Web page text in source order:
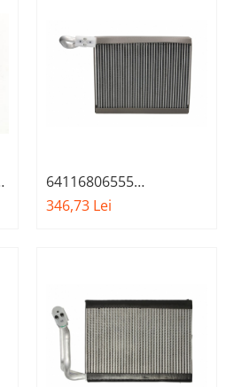
64116806555
Evaporator, aer
346,73 Lei